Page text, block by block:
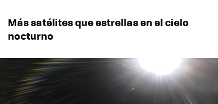
Más satélites que estrellas en el cielo
nocturno